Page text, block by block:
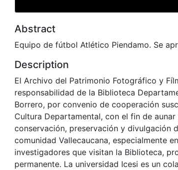
Abstract
Equipo de fútbol Atlético Piendamo. Se
Description
El Archivo del Patrimonio Fotográfico y
responsabilidad de la Biblioteca
Borrero, por convenio de cooperación
Cultura Departamental, con el fin de
conservación, preservación y divulgación
comunidad Vallecaucana, especialmente
investigadores que visitan la Biblioteca,
permanente. La universidad Icesi es un